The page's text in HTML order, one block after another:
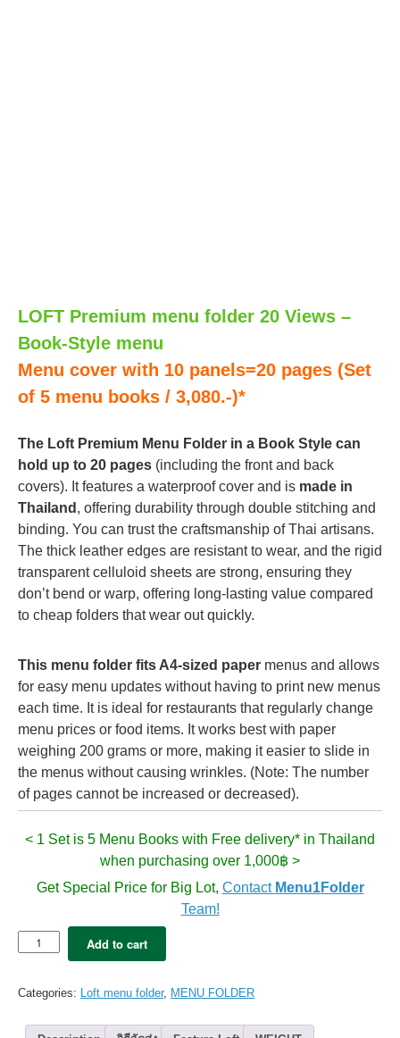
LOFT Premium menu folder 20 Views –
Book-Style menu
Menu cover with 10 panels=20 pages (Set
of 5 menu books / 3,080.-)*
The Loft Premium Menu Folder in a Book Style can
hold up to 20 pages (including the front and back
covers). It features a waterproof cover and is made in
Thailand , offering durability through double stitching and
binding. You can trust the craftsmanship of Thai artisans.
The thick leather edges are resistant to wear, and the rigid
transparent celluloid sheets are strong, ensuring they
don’t bend or warp, offering long-lasting value compared
to cheap folders that wear out quickly.
This menu folder fits A4-sized paper menus and allows
for easy menu updates without having to print new menus
each time. It is ideal for restaurants that regularly change
menu prices or food items. It works best with paper
weighing 200 grams or more, making it easier to slide in
the menus without causing wrinkles. (Note: The number
of pages cannot be increased or decreased).
< 1 Set is 5 Menu Books with Free delivery* in Thailand
when purchasing over 1,000฿ >
Get Special Price for Big Lot, Contact Menu1Folder
Team!
5x
LOFT
folder
Add to cart
Categories: Loft menu folder, MENU FOLDER